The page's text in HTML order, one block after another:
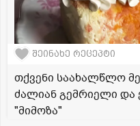
შეინახე რეცეპტი
თქვენი საახალწლო
ძალიან გემრიელი
"მიმოზა"